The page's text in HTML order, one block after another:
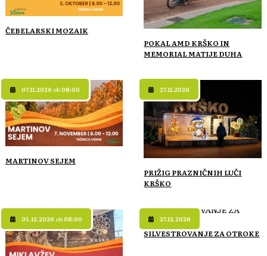
ČEBELARSKI MOZAIK
POKAL AMD KRŠKO IN
MEMORIAL MATIJE DUHA
07.11.2026 ob08:00
MARTINOV SEJEM
27.11.2026
PRIŽIG PRAZNIČNIH LUČI
KRŠKO
05.12.2026 ob08:00 27.12.2026
SILVESTROVANJE ZA OTROKE